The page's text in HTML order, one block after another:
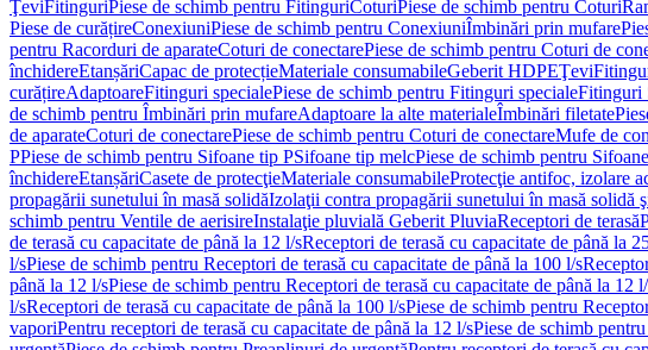
ŢeviFitinguriPiese de schimb pentru FitinguriCoturiPiese de schimb pentru Coturi
Piese de curățireConexiuniPiese de schimb pentru ConexiuniÎmbinări prin mufare
pentru Racorduri de aparateCoturi de conectarePiese de schimb pentru Coturi de
închidereEtanșăriCapac de protecțieMateriale consumabileGeberit HDPEŢevi
curățireAdaptoareFitinguri specialePiese de schimb pentru Fitinguri specialeFitinguri
de schimb pentru Îmbinări prin mufareAdaptoare la alte materialeÎmbinări filetate
de aparateCoturi de conectarePiese de schimb pentru Coturi de conectareMufe de
PPiese de schimb pentru Sifoane tip PSifoane tip melcPiese de schimb pentru
închidereEtanșăriCasete de protecţieMateriale consumabileProtecţie antifoc, izolare
propagării sunetului în masă solidăIzolaţii contra propagării sunetului în masă solidă
schimb pentru Ventile de aerisireInstalaţie pluvială Geberit PluviaReceptori de terasă
de terasă cu capacitate de până la 12 l/sReceptori de terasă cu capacitate de până la
l/sPiese de schimb pentru Receptori de terasă cu capacitate de până la 100 l/s
până la 12 l/sPiese de schimb pentru Receptori de terasă cu capacitate de până la 12
l/sReceptori de terasă cu capacitate de până la 100 l/sPiese de schimb pentru
vaporiPentru receptori de terasă cu capacitate de până la 12 l/sPiese de schimb